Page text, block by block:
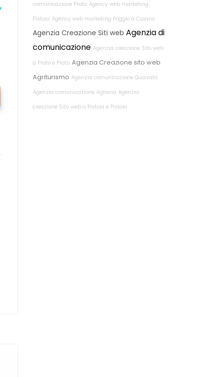
comunicazione Prato Agency web marketing
Pistoia Agency web marketing Poggio a Caiano
Agenzia Creazione Siti web Agenzia di
comunicazione Agenzia creazione Sito web
a Prato e Prato Agenzia Creazione sito web
Agriturismo Agenzia comunicazione Quarrata
Agenzia comunicazione Agliana Agenzia
creazione Sito web a Pistoia e Pistoia